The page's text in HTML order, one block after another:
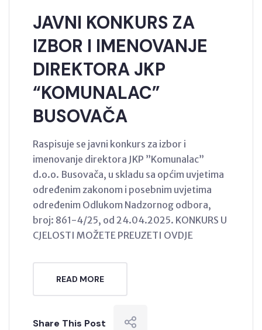
JAVNI KONKURS ZA
IZBOR I IMENOVANJE
DIREKTORA JKP
“KOMUNALAC”
BUSOVAČA
Raspisuje se javni konkurs za izbor i
imenovanje direktora JKP ”Komunalac”
d.o.o. Busovača, u skladu sa općim uvjetima
određenim zakonom i posebnim uvjetima
određenim Odlukom Nadzornog odbora,
broj: 861-4/25, od 24.04.2025. KONKURS U
CJELOSTI MOŽETE PREUZETI OVDJE
READ MORE
Share This Post